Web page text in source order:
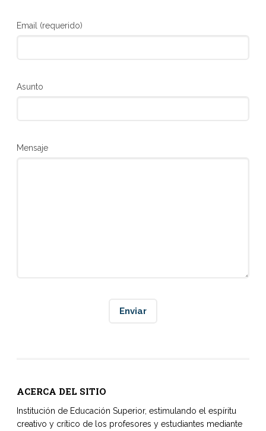
Email (requerido)
Asunto
Mensaje
ACERCA DEL SITIO
Institución de Educación Superior, estimulando el espíritu
creativo y crítico de los profesores y estudiantes mediante